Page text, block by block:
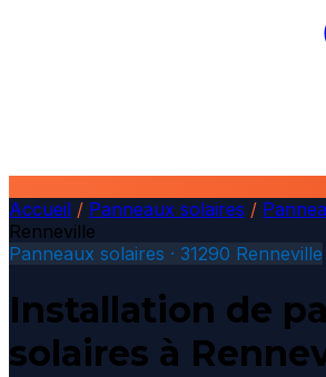
Accueil / Panneaux solaires /
Renneville
Panneaux solaires · 31290 Renneville
Installation de
solaires à